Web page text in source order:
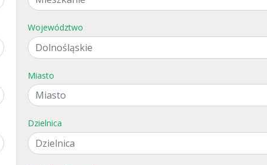
Województwo
Miasto
Dzielnica